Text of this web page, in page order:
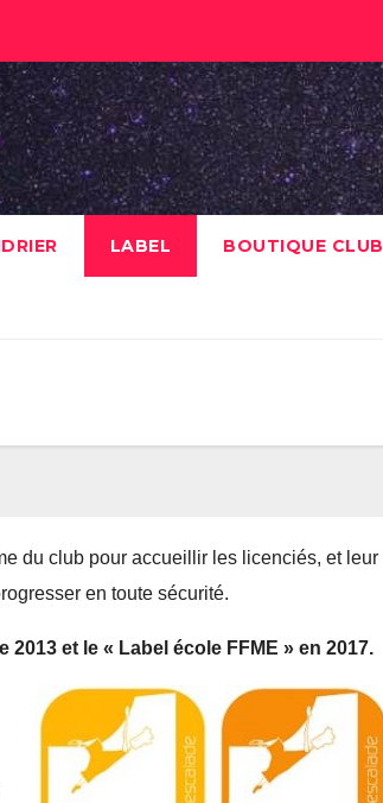
LABEL BOUTIQUE CLUB
du club pour accueillir les licenciés, et leur
en toute sécurité.
et le « Label école FFME » en 2017.